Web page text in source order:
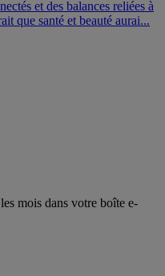
et des balances reliées à
que santé et beauté aurai...
mois dans votre boîte e-